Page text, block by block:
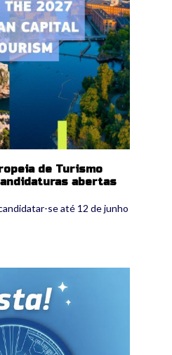
de Turismo
abertas
se até 12 de junho